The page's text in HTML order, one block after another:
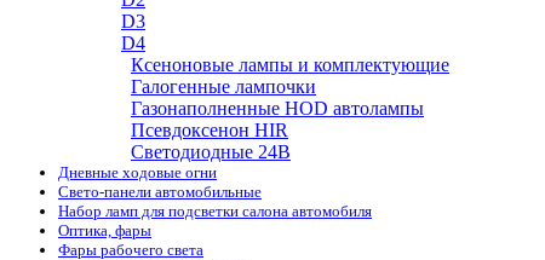
D3
D4
Ксеноновые лампы и комплектующие
Галогенные лампочки
Газонаполненные HOD автолампы
Псевдоксенон HIR
Cветодиодные 24B
Дневные ходовые огни
Свето-панели автомобильные
Набор ламп для подсветки салона автомобиля
Оптика, фары
Фары рабочего света